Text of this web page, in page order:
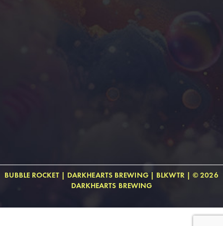
BUBBLE ROCKET| DARKHEARTS BREWING| BLKWTR | © 2026
DARKHEARTS BREWING